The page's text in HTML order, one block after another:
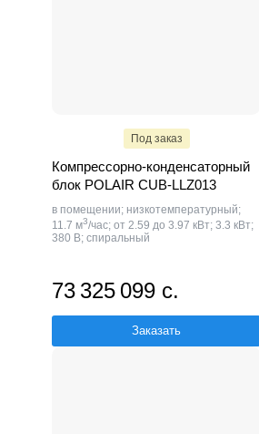
Под заказ
Компрессорно-конденсаторный
блок POLAIR CUB-LLZ013
в помещении; низкотемпературный;
11.7 м3/час; от 2.59 до 3.97 кВт; 3.3 кВт;
380 В; спиральный
73 325 099 с.
Заказать